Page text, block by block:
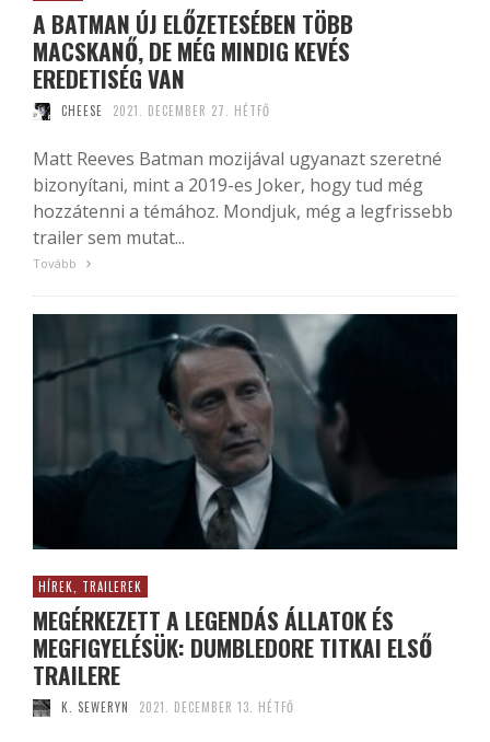
A BATMAN ÚJ ELŐZETESÉBEN TÖBB
MACSKANŐ, DE MÉG MINDIG KEVÉS
EREDETISÉG VAN
CHEESE 2021. DECEMBER 27. HÉTFŐ
Matt Reeves Batman mozijával ugyanazt szeretné
bizonyítani, mint a 2019-es Joker, hogy tud még
hozzátenni a témához. Mondjuk, még a legfrissebb
trailer sem mutat...
Tovább
HÍREK, TRAILEREK
MEGÉRKEZETT A LEGENDÁS ÁLLATOK ÉS
MEGFIGYELÉSÜK: DUMBLEDORE TITKAI ELSŐ
TRAILERE
K. SEWERYN 2021. DECEMBER 13. HÉTFŐ